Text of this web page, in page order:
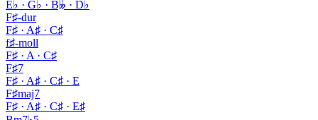
E♭ · G♭ · B𝄫 · D♭
F♯-dur
F♯ · A♯ · C♯
f♯-moll
F♯ · A · C♯
F♯7
F♯ · A♯ · C♯ · E
F♯maj7
F♯ · A♯ · C♯ · E♯